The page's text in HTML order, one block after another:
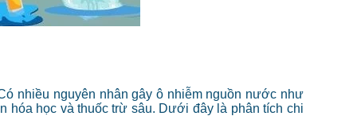
nhiều nguyên nhân gây ô nhiễm nguồn nước như
hóa học và thuốc trừ sâu. Dưới đây là phân tích chi